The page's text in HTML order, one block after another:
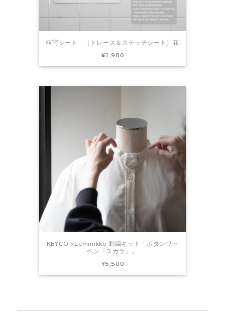
転写シート （トレース＆ステッチシート）花
¥1,980
KEYCO ×Lemmikko 刺繍キット「ボタンワッ
ペン『スカラ』」
¥5,500